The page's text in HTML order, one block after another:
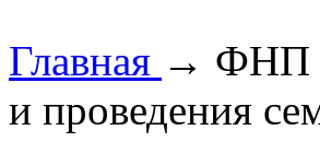
Главная → ФНП
и проведения